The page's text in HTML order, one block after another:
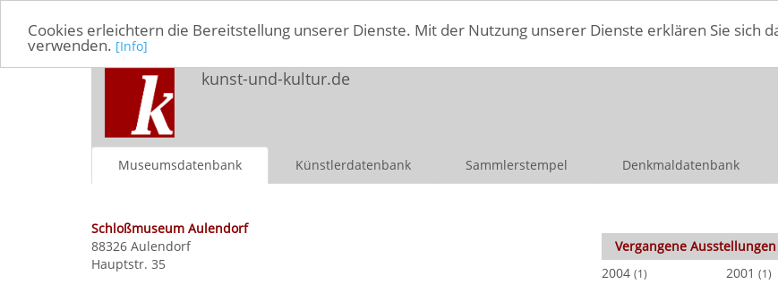
Cookies erleichtern die Bereitstellung unserer Dienste. Mit der Nutzung unserer Dienste erklären Sie sich
verwenden. [Info]
kunst-und-kultur.de
Museumsdatenbank Künstlerdatenbank Sammlerstempel Denkmaldatenbank
Schloßmuseum Aulendorf
88326 Aulendorf
Hauptstr. 35
Vergangene Ausstellungen
2004 (1) 2001 (1)